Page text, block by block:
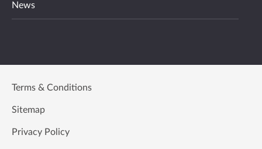
News
Terms & Conditions
Sitemap
Privacy Policy